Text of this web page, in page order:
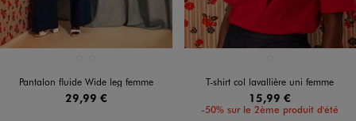
Pantalon fluide Wide leg femme
29,99 €
T-shirt col lavallière uni femme
15,99 €
-50% sur le 2ème produit d'été